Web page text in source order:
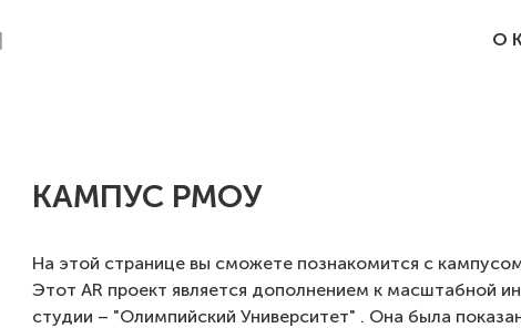
О
КАМПУС РМОУ
На этой странице вы сможете познакомится с
Этот AR проект является дополнением к масштабной
студии – "Олимпийский Университет" . Она была